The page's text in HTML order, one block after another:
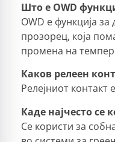
Што е OWD
OWD е функција за
прозорец, која
промена на
Каков релеен
Релејниот контакт
Каде најчесто се
Се користи за